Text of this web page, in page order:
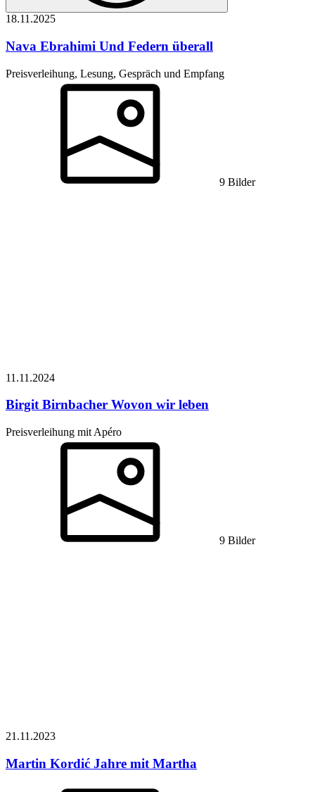
18.11.2025
Nava Ebrahimi Und Federn überall
Preisverleihung, Lesung, Gespräch und Empfang
9 Bilder
11.11.2024
Birgit Birnbacher Wovon wir leben
Preisverleihung mit Apéro
9 Bilder
21.11.2023
Martin Kordić Jahre mit Martha